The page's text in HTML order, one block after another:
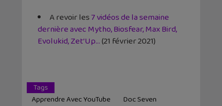
A revoir les7 vidéos de la semaine
dernière avec Mytho, Biosfear, Max Bird,
Evolukid, Zet’Up…(21 février 2021)
Tags
Apprendre Avec YouTube
Doc Seven